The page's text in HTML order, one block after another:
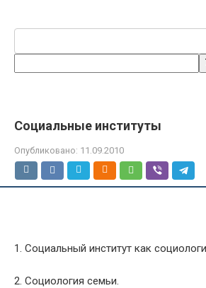
Социальные институты
Опубликовано: 11.09.2010
1. Социальный институт как
2. Социология семьи.